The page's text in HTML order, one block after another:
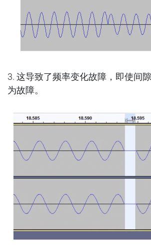
3. 这导致了频率变化故障，即使间
为故障。